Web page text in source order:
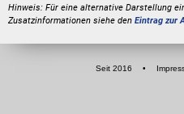
Hinweis: Für eine alternative Darstellung
Zusatzinformationen siehe den Eintrag zur
Seit 2016 •